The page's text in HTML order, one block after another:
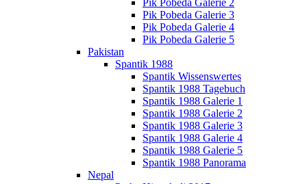
Pik Pobeda Galerie 2
Pik Pobeda Galerie 3
Pik Pobeda Galerie 4
Pik Pobeda Galerie 5
Pakistan
Spantik 1988
Spantik Wissenswertes
Spantik 1988 Tagebuch
Spantik 1988 Galerie 1
Spantik 1988 Galerie 2
Spantik 1988 Galerie 3
Spantik 1988 Galerie 4
Spantik 1988 Galerie 5
Spantik 1988 Panorama
Nepal